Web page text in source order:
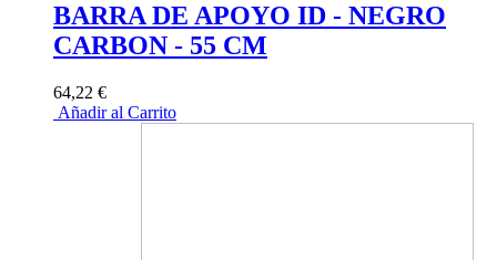
BARRA DE APOYO ID - NEGRO
CARBON - 55 CM
64,22 €
Añadir al Carrito